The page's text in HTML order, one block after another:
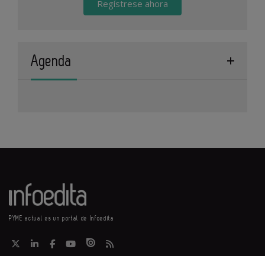
Regístrese ahora
Agenda
PYME actual es un portal de Infoedita